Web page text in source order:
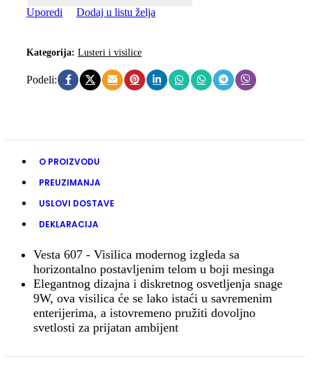
Uporedi
Dodaj u listu želja
Kategorija: Lusteri i visilice
Podeli:
O PROIZVODU
PREUZIMANJA
USLOVI DOSTAVE
DEKLARACIJA
Vesta 607 - Visilica modernog izgleda sa
horizontalno postavljenim telom u boji mesinga
Elegantnog dizajna i diskretnog osvetljenja snage
9W, ova visilica će se lako istaći u savremenim
enterijerima, a istovremeno pružiti dovoljno
svetlosti za prijatan ambijent